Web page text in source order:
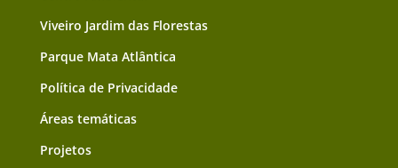
Viveiro Jardim das Florestas
Parque Mata Atlântica
Política de Privacidade
Áreas temáticas
Projetos